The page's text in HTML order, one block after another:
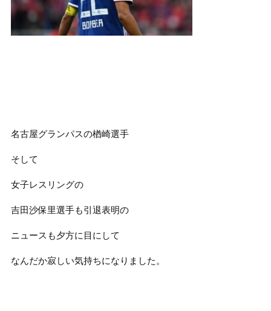
名古屋グランパスの楢崎選手
そして
女子レスリングの
吉田沙保里選手も引退表明の
ニュースも夕方に目にして
なんだか寂しい気持ちになりました。